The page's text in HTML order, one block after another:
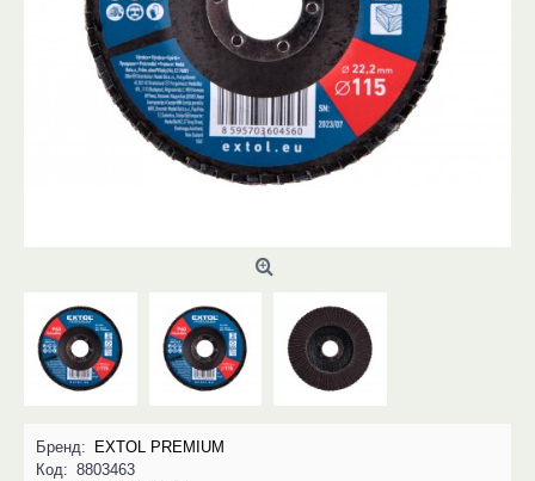
Бренд: EXTOL PREMIUM
Код: 8803463